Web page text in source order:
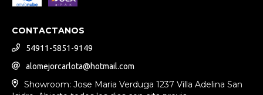
CONTACTANOS
54911-5851-9149
alomejorcarlota@hotmail.com
Showroom: Jose Maria Verduga 1237 Villa Adelina San